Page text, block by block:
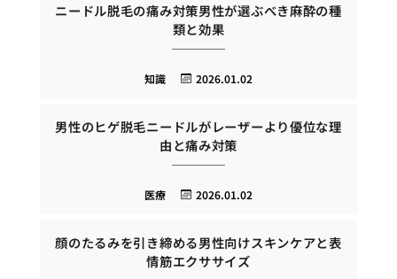
ニードル脱毛の痛み対策男性が選ぶべき麻酔の種
類と効果
2026.01.02
知識
男性のヒゲ脱毛ニードルがレーザーより優位な理
由と痛み対策
2026.01.02
医療
顔のたるみを引き締める男性向けスキンケアと表
情筋エクササイズ